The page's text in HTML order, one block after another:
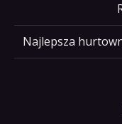
Najlepsza